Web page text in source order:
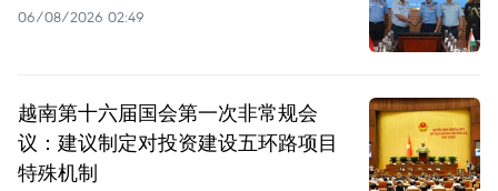
06/08/2026 02:49
越南第十六届国会第一次非常规会
议：建议制定对投资建设五环路项目
特殊机制